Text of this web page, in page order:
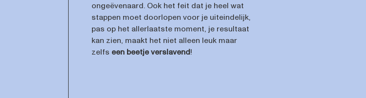
ongeëvenaard. Ook het feit dat je heel wat
stappen moet doorlopen voor je uiteindelijk,
pas op het allerlaatste moment, je resultaat
kan zien, maakt het niet alleen leuk maar
zelfs een beetje verslavend!